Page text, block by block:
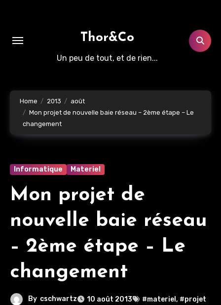
Thor&Co
Un peu de tout, et de rien...
Home 2013
août
Mon projet de nouvelle baie réseau – 2ème étape – Le
changement
Informatique Materiel
Mon projet de
nouvelle baie réseau
– 2ème étape – Le
changement
By cschwartz 10 août 2013 #materiel, #projet